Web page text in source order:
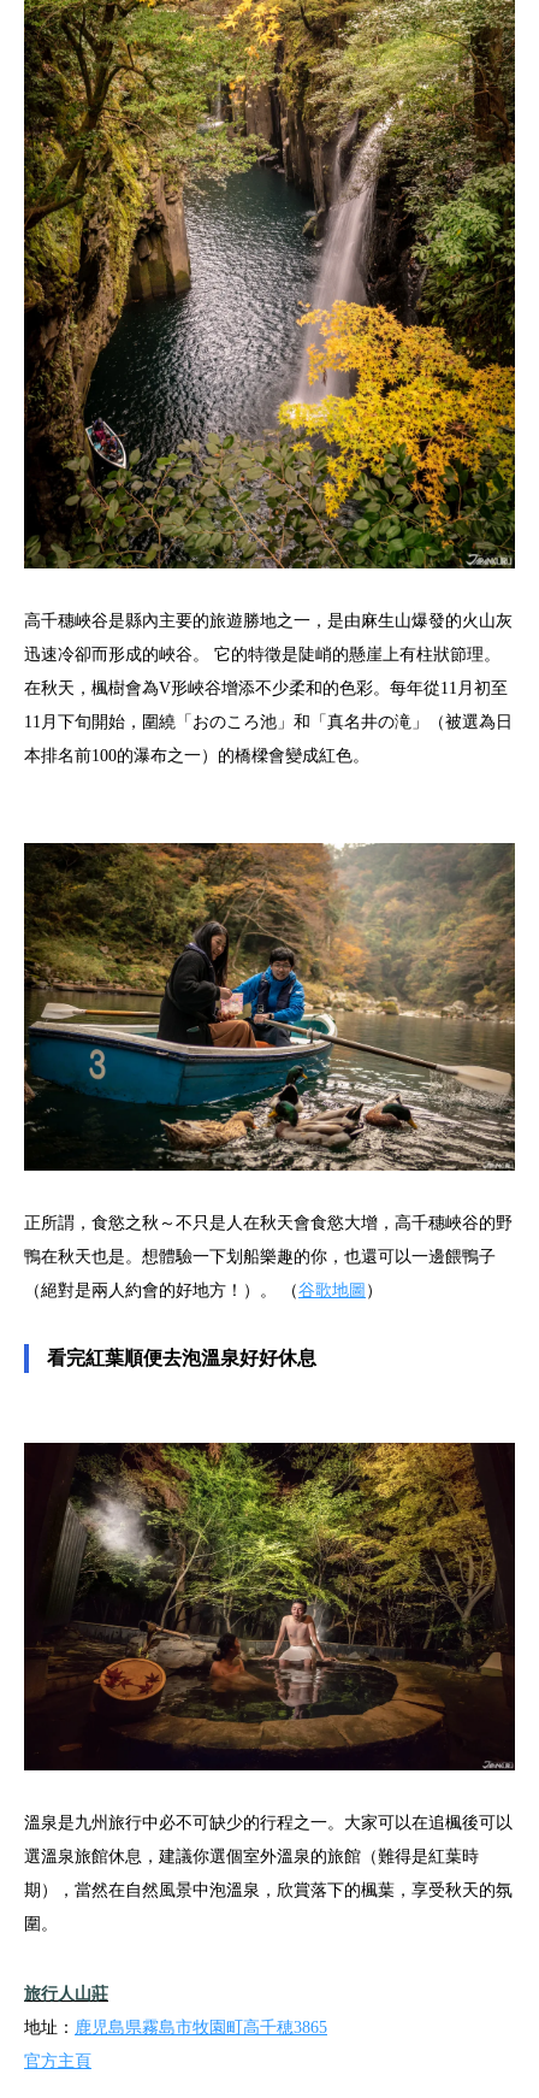
高千穗峽谷是縣內主要的旅遊勝地之一，是由麻生山爆發的火山灰
迅速冷卻而形成的峽谷。 它的特徵是陡峭的懸崖上有柱狀節理。
在秋天，楓樹會為V形峽谷增添不少柔和的色彩。每年從11月初至
11月下旬開始，圍繞「おのころ池」和「真名井の滝」（被選為日
本排名前100的瀑布之一）的橋樑會變成紅色。
正所謂，食慾之秋～不只是人在秋天會食慾大增，高千穗峽谷的野
鴨在秋天也是。想體驗一下划船樂趣的你，也還可以一邊餵鴨子
（絕對是兩人約會的好地方！）。 （谷歌地圖 ）
看完紅葉順便去泡溫泉好好休息
溫泉是九州旅行中必不可缺少的行程之一。大家可以在追楓後可以
選溫泉旅館休息，建議你選個室外溫泉的旅館（難得是紅葉時
期），當然在自然風景中泡溫泉，欣賞落下的楓葉，享受秋天的氛
圍。
旅行人山莊
地址： 鹿児島県霧島市牧園町高千穂3865
官方主頁